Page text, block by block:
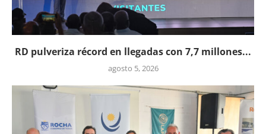
RD pulveriza récord en llegadas con 7,7 millones...
agosto 5, 2026